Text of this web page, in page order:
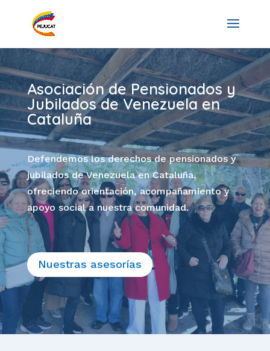
Asociación de Pensionados y
Jubilados de Venezuela en
Cataluña
Defendemos los derechos de pensionados y
jubilados de Venezuela en Cataluña,
ofreciendo orientación, acompañamiento y
apoyo social a nuestra comunidad.
Nuestras asesorías